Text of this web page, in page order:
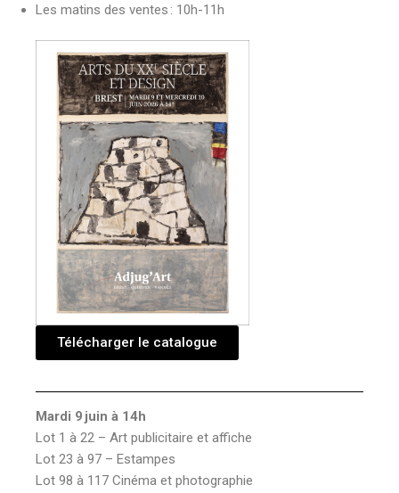
Les matins des ventes : 10h-11h
Télécharger le catalogue
Mardi 9 juin à 14h
Lot 1 à 22 – Art publicitaire et affiche
Lot 23 à 97 – Estampes
Lot 98 à 117 Cinéma et photographie